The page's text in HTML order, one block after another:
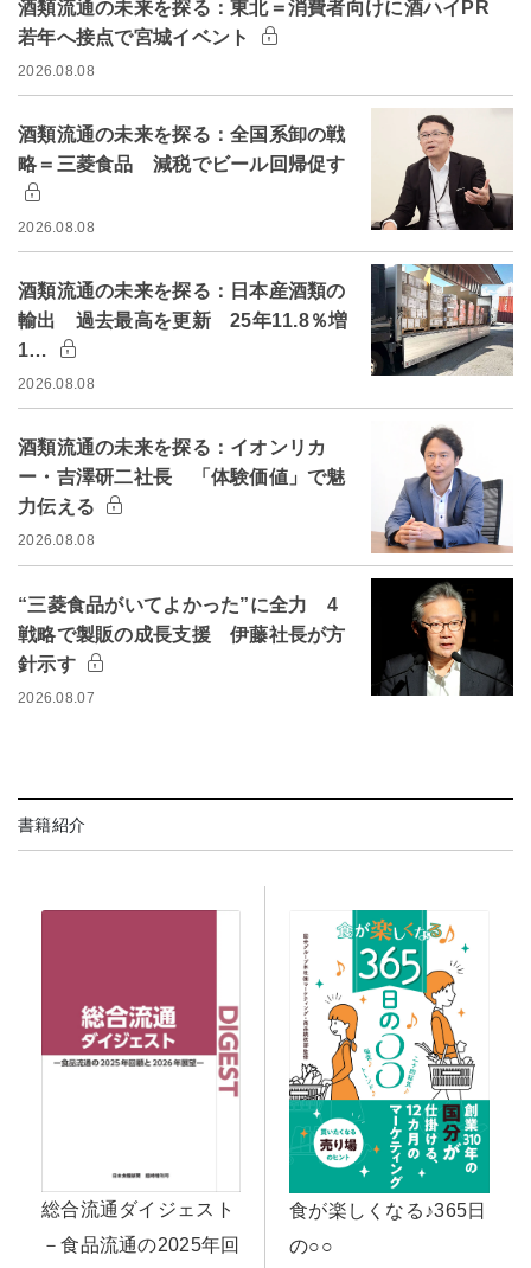
酒類流通の未来を探る：東北＝消費者向けに酒ハイPR
若年へ接点で宮城イベント
2026.08.08
酒類流通の未来を探る：全国系卸の戦
略＝三菱食品 減税でビール回帰促す
2026.08.08
酒類流通の未来を探る：日本産酒類の
輸出 過去最高を更新 25年11.8％増
1…
2026.08.08
酒類流通の未来を探る：イオンリカ
ー・吉澤研二社長 「体験価値」で魅
力伝える
2026.08.08
“三菱食品がいてよかった”に全力 4
戦略で製販の成長支援 伊藤社長が方
針示す
2026.08.07
書籍紹介
総合流通ダイジェスト
－食品流通の2025年回
食が楽しくなる♪365日
の○○